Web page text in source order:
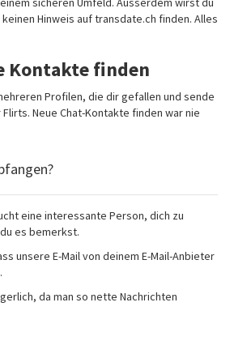
Hinweis auf transdate.ch finden. Alles
Kontakte finden
Profilen, die dir gefallen und sende
Neue Chat-Kontakte finden war nie
eine interessante Person, dich zu
es bemerkst.
unsere E-Mail von deinem E-Mail-Anbieter
da man so nette Nachrichten